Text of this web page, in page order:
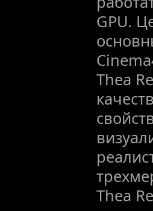
GPU.
Thea
Thea